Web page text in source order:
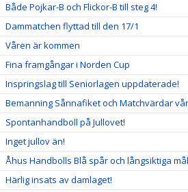
Både Pojkar-B och Flickor-B till steg 4!
Dammatchen flyttad till den 17/1
Våren är kommen
Fina framgångar i Norden Cup
Inspringslag till Seniorlagen uppdaterade!
Bemanning Sånnafiket och Matchvärdar
Spontanhandboll på Jullovet!
Inget jullov än!
Åhus Handbolls Blå spår och långsiktiga mål
Härlig insats av damlaget!